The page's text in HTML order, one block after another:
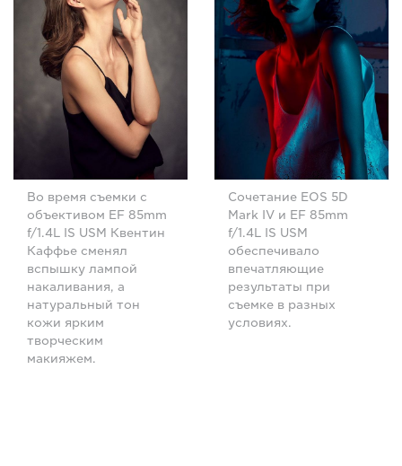
Во время съемки с
объективом EF 85mm
f/1.4L IS USM Квентин
Каффье сменял
вспышку лампой
накаливания, а
натуральный тон
кожи ярким
творческим
макияжем.
Сочетание EOS 5D
Mark IV и EF 85mm
f/1.4L IS USM
обеспечивало
впечатляющие
результаты при
съемке в разных
условиях.